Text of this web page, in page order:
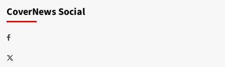
CoverNews Social
Facebook
Twitter